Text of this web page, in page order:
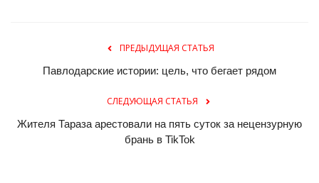
ПРЕДЫДУЩАЯ СТАТЬЯ
Павлодарские истории: цель, что бегает рядом
СЛЕДУЮЩАЯ СТАТЬЯ
Жителя Тараза арестовали на пять суток за нецензурную
брань в TikTok